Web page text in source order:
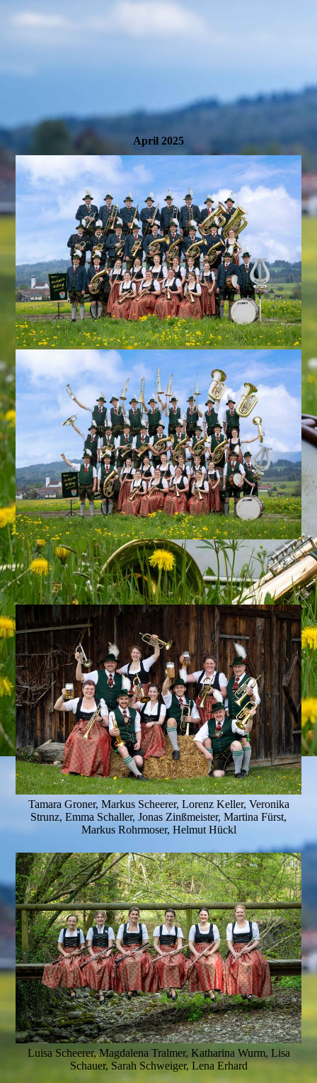
April 2025
Tamara Groner, Markus Scheerer, Lorenz Keller, Veronika
Strunz, Emma Schaller, Jonas Zinßmeister, Martina Fürst,
Markus Rohrmoser, Helmut Hückl
Luisa Scheerer, Magdalena Tralmer, Katharina Wurm, Lisa
Schauer, Sarah Schweiger, Lena Erhard